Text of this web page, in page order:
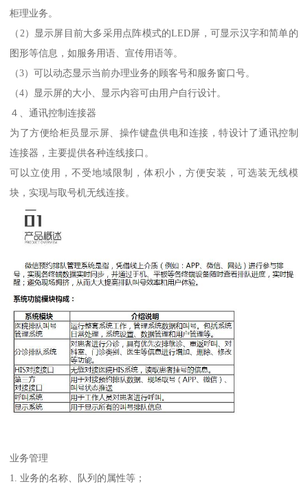
柜理业务。
（2）显示屏目前大多采用点阵模式的LED屏，可显示汉字和简单的
图形等信息，如服务用语、宣传用语等。
（3）可以动态显示当前办理业务的顾客号和服务窗口号。
（4）显示屏的大小、显示内容可由用户自行设计。
４、通讯控制连接器
为了方便给柜员显示屏、操作键盘供电和连接，特设计了通讯控制
连接器，主要提供各种连线接口。
可以立使用，不受地域限制，体积小，方便安装，可选装无线模
块，实现与取号机无线连接。
业务管理
1. 业务的名称、队列的属性等；